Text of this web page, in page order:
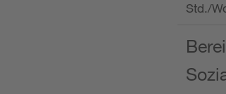
Std./